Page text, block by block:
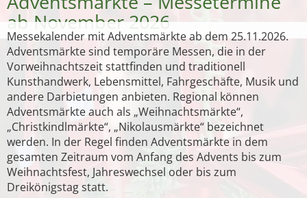
ab November 2026
Messekalender mit Adventsmärkte ab dem 25.11.2026.
Adventsmärkte sind temporäre Messen, die in der
Vorweihnachtszeit stattfinden und traditionell
Kunsthandwerk, Lebensmittel, Fahrgeschäfte, Musik und
andere Darbietungen anbieten. Regional können
Adventsmärkte auch als „Weihnachtsmärkte“,
„Christkindlmärkte“, „Nikolausmärkte“ bezeichnet
werden. In der Regel finden Adventsmärkte in dem
gesamten Zeitraum vom Anfang des Advents bis zum
Weihnachtsfest, Jahreswechsel oder bis zum
Dreikönigstag statt.